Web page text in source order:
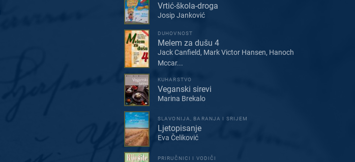
Vrtić-škola-droga
Josip Janković
DUHOVNOST
Melem za dušu 4
Jack Canfield, Mark Victor Hansen, Hanoch
Mccar...
KUHARSTVO
Veganski sirevi
Marina Brekalo
SLAVONIJA, BARANJA I SRIJEM
Ljetopisanje
Eva Čeliković
PRIRUČNICI I VODIČI